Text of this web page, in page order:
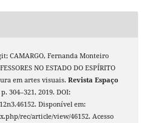
CAMARGO, Fernanda Monteiro
NO ESTADO DO ESPÍRITO
em artes visuais. Revista Espaço
304–321, 2019. DOI:
Disponível em:
rec/article/view/46152. Acesso